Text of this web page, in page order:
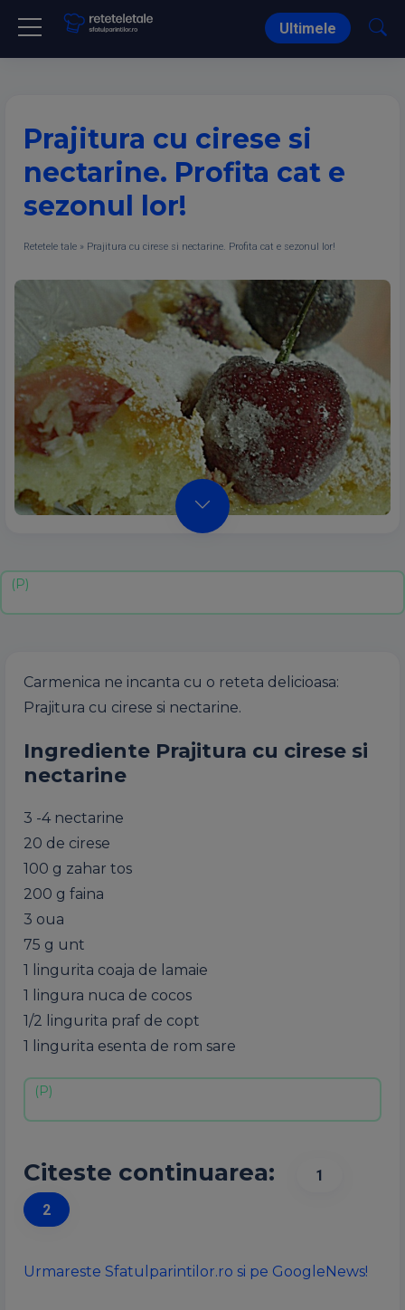
Ultimele
Prajitura cu cirese si
nectarine. Profita cat e
sezonul lor!
Retetele tale » Prajitura cu cirese si nectarine. Profita cat e sezonul lor!
Carmenica ne incanta cu o reteta delicioasa:
Prajitura cu cirese si nectarine.
Ingrediente Prajitura cu cirese si
nectarine
3 -4 nectarine
20 de cirese
100 g zahar tos
200 g faina
3 oua
75 g unt
1 lingurita coaja de lamaie
1 lingura nuca de cocos
1/2 lingurita praf de copt
1 lingurita esenta de rom sare
Citeste continuarea:
1
2
Urmareste Sfatulparintilor.ro si pe GoogleNews!